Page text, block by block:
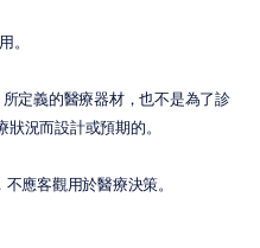
。
定義的醫療器材，也不是為了診
況而設計或預期的。
應客觀用於醫療決策。